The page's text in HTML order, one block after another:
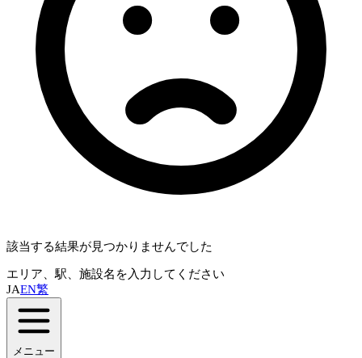
該当する結果が見つかりませんでした
エリア、駅、施設名を入力してください
JAEN繁
メニュー